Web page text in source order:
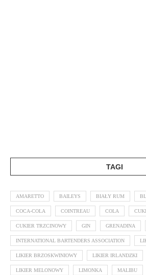
TAGI
AMARETTO BAILEYS BIAŁY RUM
COCA-COLA COINTREAU COLA
CUKIER TRZCINOWY GIN GRENADINA
INTERNATIONAL BARTENDERS ASSOCIATION
LIKIER BRZOSKWINIOWY LIKIER IRLANDZKI
LIKIER MELONOWY LIMONKA MALIBU